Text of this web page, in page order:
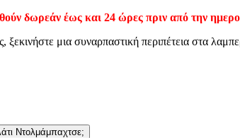
δωρεάν έως και 24 ώρες πριν από την
ξεκινήστε μια συναρπαστική περιπέτεια στα
Ντολμάμπαχτσε;